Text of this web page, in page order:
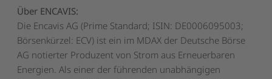
Über ENCAVIS:
Die Encavis AG (Prime Standard; ISIN: DE0006095003;
Börsenkürzel: ECV) ist ein im MDAX der Deutsche Börse
AG notierter Produzent von Strom aus Erneuerbaren
Energien. Als einer der führenden unabhängigen